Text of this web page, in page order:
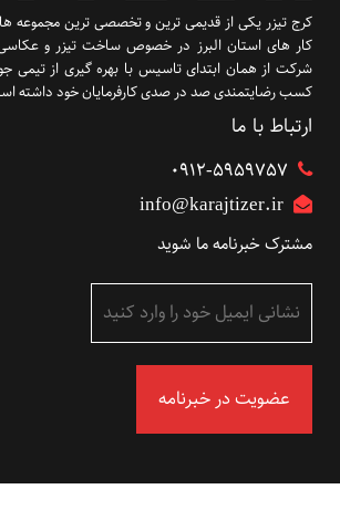
کرج تیزر یکی از قدیمی ترین و تخصصی ترین مجموعه
کار های استان البرز در خصوص ساخت تیزر و
شرکت از همان ابتدای تاسیس با بهره گیری از تیمی
کسب رضایتمندی صد در صدی کارفرمایان خود داشته
ارتباط با ما
۰۹۱۲-5959757
info@karajtizer.ir
مشترک خبرنامه ما شوید